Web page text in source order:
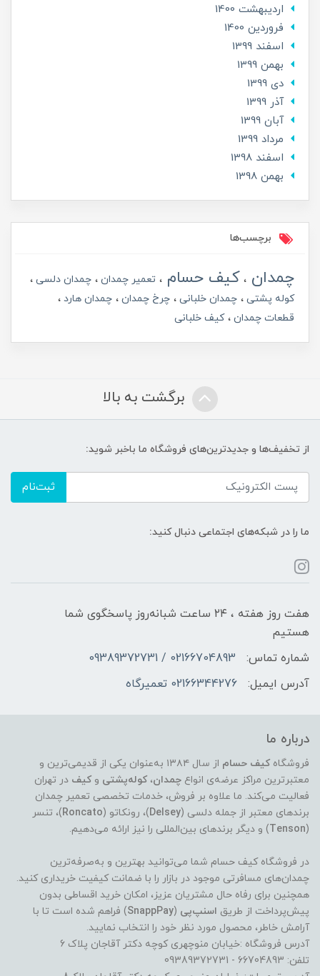
ارديبهشت 1400
فروردین 1400
اسفند 1399
بهمن 1399
دی 1399
آذر 1399
آبان 1399
مرداد 1399
اسفند 1398
بهمن 1398
برچسب‌ها
چمدان کیف حسام تعمیر چمدان
چمدان دلسی
کوله پشتی
چمدان خلبانی چرخ چمدان
چمدان هارد
قطعات چمدان
کیف خلبانی
برگشت به بالا
از تخفیف‌ها و جدیدترین‌های فروشگاه ما باخبر شوید:
ثبت‌نام
ما را در شبکه‌های اجتماعی دنبال کنید:
هفت روز هفته ، ۲۴ ساعت شبانه‌روز پاسخگوی شما
هستیم
شماره تماس:
02166704893 / 09389372731
آدرس ایمیل:
02166344276 تعمیرگاه
درباره ما
فروشگاه کیف حسام
از سال ۱۳۸۴ به‌عنوان یکی از قدیمی‌ترین و
معتبرترین مراکز عرضه‌ی انواع چمدان، کوله‌پشتی و کیف در تهران
فعالیت می‌کند. ما علاوه بر فروش، خدمات تخصصی تعمیر چمدان
برندهای معتبر از جمله دلسی (Delsey)، رونکاتو (Roncato)، تنسر
(
Tenson) و دیگر برندهای بین‌المللی را نیز ارائه می‌دهیم.
در فروشگاه کیف حسام شما می‌توانید بهترین و به‌صرفه‌ترین
چمدان‌های مسافرتی موجود در بازار را با ضمانت کیفیت خریداری کنید.
همچنین برای رفاه حال مشتریان عزیز، امکان خرید اقساطی بدون
پیش‌پرداخت از طریق اسنپ‌پی (
SnappPay) فراهم شده است تا با
آرامش خاطر، محصول مورد نظر خود را انتخاب نمایید.
آدرس فروشگاه :خیابان منوچهری کوچه دکتر آقاجان پلاک 6
تلفن: 66704893 - 09389372731